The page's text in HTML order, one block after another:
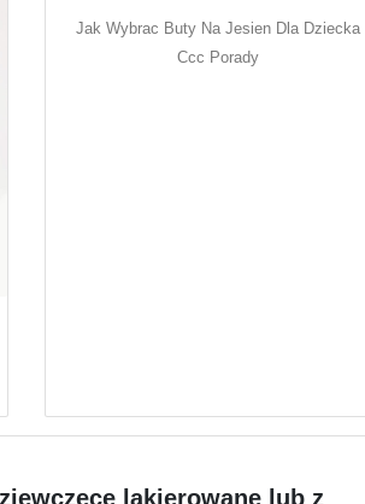
Jak Wybrac Buty Na Jesien Dla Dziecka
Ccc Porady
lakierowane lub z